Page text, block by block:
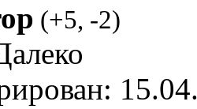
(+5, -2)